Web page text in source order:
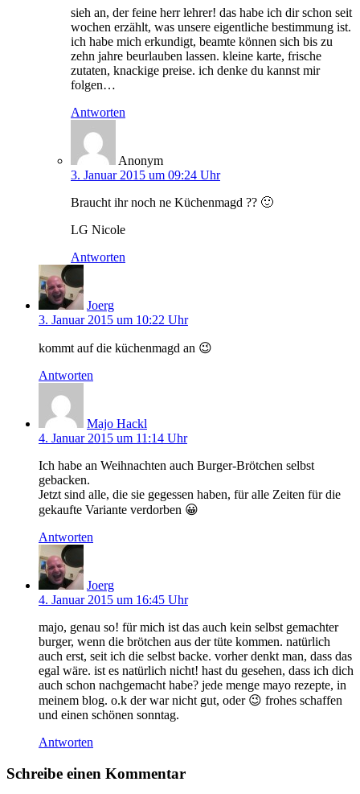
sieh an, der feine herr lehrer! das habe ich dir schon seit
wochen erzählt, was unsere eigentliche bestimmung ist.
ich habe mich erkundigt, beamte können sich bis zu
zehn jahre beurlauben lassen. kleine karte, frische
zutaten, knackige preise. ich denke du kannst mir
folgen…
Antworten
Anonym
3. Januar 2015 um 09:24 Uhr
Braucht ihr noch ne Küchenmagd ?? 🙂
LG Nicole
Antworten
Joerg
3. Januar 2015 um 10:22 Uhr
kommt auf die küchenmagd an 😉
Antworten
Majo Hackl
4. Januar 2015 um 11:14 Uhr
Ich habe an Weihnachten auch Burger-Brötchen selbst
gebacken.
Jetzt sind alle, die sie gegessen haben, für alle Zeiten für die
gekaufte Variante verdorben 😀
Antworten
Joerg
4. Januar 2015 um 16:45 Uhr
majo, genau so! für mich ist das auch kein selbst gemachter
burger, wenn die brötchen aus der tüte kommen. natürlich
auch erst, seit ich die selbst backe. vorher denkt man, dass das
egal wäre. ist es natürlich nicht! hast du gesehen, dass ich dich
auch schon nachgemacht habe? jede menge mayo rezepte, in
meinem blog. o.k der war nicht gut, oder 😉 frohes schaffen
und einen schönen sonntag.
Antworten
Schreibe einen Kommentar